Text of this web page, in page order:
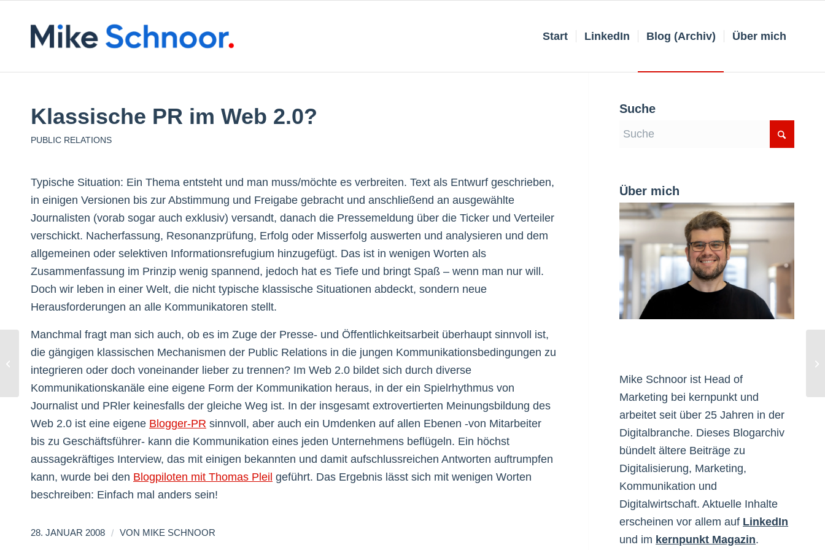
Start LinkedIn Blog (Archiv) Über mich
Klassische PR im Web 2.0?
PUBLIC RELATIONS
Typische Situation: Ein Thema entsteht und man muss/möchte es verbreiten. Text als Entwurf geschrieben,
in einigen Versionen bis zur Abstimmung und Freigabe gebracht und anschließend an ausgewählte
Journalisten (vorab sogar auch exklusiv) versandt, danach die Pressemeldung über die Ticker und Verteiler
verschickt. Nacherfassung, Resonanzprüfung, Erfolg oder Misserfolg auswerten und analysieren und dem
allgemeinen oder selektiven Informationsrefugium hinzugefügt. Das ist in wenigen Worten als
Zusammenfassung im Prinzip wenig spannend, jedoch hat es Tiefe und bringt Spaß – wenn man nur will.
Doch wir leben in einer Welt, die nicht typische klassische Situationen abdeckt, sondern neue
Herausforderungen an alle Kommunikatoren stellt.
Manchmal fragt man sich auch, ob es im Zuge der Presse- und Öffentlichkeitsarbeit überhaupt sinnvoll ist,
die gängigen klassischen Mechanismen der Public Relations in die jungen Kommunikationsbedingungen zu
integrieren oder doch voneinander lieber zu trennen? Im Web 2.0 bildet sich durch diverse
Kommunikationskanäle eine eigene Form der Kommunikation heraus, in der ein Spielrhythmus von
Journalist und PRler keinesfalls der gleiche Weg ist. In der insgesamt extrovertierten Meinungsbildung des
Web 2.0 ist eine eigene Blogger-PR sinnvoll, aber auch ein Umdenken auf allen Ebenen -von Mitarbeiter
bis zu Geschäftsführer- kann die Kommunikation eines jeden Unternehmens beflügeln. Ein höchst
aussagekräftiges Interview, das mit einigen bekannten und damit aufschlussreichen Antworten auftrumpfen
kann, wurde bei den Blogpiloten mit Thomas Pleil geführt. Das Ergebnis lässt sich mit wenigen Worten
beschreiben: Einfach mal anders sein!
28. JANUAR 2008 / VON MIKE SCHNOOR
Suche
Über mich
Mike Schnoor ist Head of
Marketing bei kernpunkt und
arbeitet seit über 25 Jahren in der
Digitalbranche. Dieses Blogarchiv
bündelt ältere Beiträge zu
Digitalisierung, Marketing,
Kommunikation und
Digitalwirtschaft. Aktuelle Inhalte
erscheinen vor allem auf LinkedIn
und im kernpunkt Magazin.